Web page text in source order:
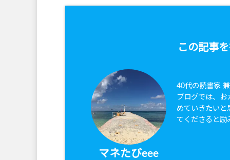
この記事
マネたびeee
40代の読書家
ブログでは、お
めていきたいと
てくださると励